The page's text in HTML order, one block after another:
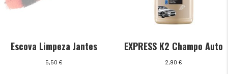
Escova Limpeza Jantes
5,50 €
EXPRESS K2 Champo Auto
2,90 €